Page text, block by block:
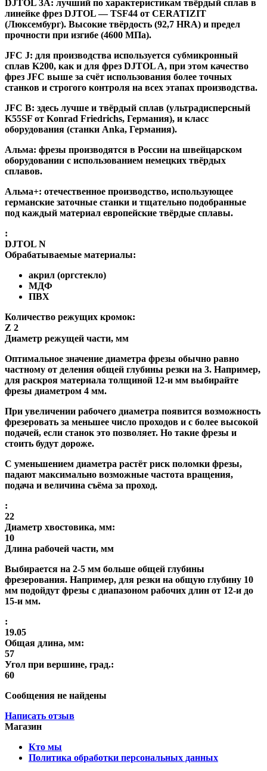
DJTOL 3A: лучший по характеристикам твёрдый сплав в
линейке фрез DJTOL — TSF44 от CERATIZIT
(Люксембург). Высокие твёрдость (92,7 HRA) и предел
прочности при изгибе (4600 МПа).
JFC J: для производства используется субмикронный
сплав K200, как и для фрез DJTOL A, при этом качество
фрез JFC выше за счёт использования более точных
станков и строгого контроля на всех этапах производства.
JFC B: здесь лучше и твёрдый сплав (ультрадисперсный
K55SF от Konrad Friedrichs, Германия), и класс
оборудования (станки Anka, Германия).
Альма: фрезы производятся в России на швейцарском
оборудовании с использованием немецких твёрдых
сплавов.
Альма+: отечественное производство, использующее
германские заточные станки и тщательно подобранные
под каждый материал европейские твёрдые сплавы.
:
DJTOL N
Обрабатываемые материалы:
акрил (оргстекло)
МДФ
ПВХ
Количество режущих кромок:
Z 2
Диаметр режущей части, мм
Оптимальное значение диаметра фрезы обычно равно
частному от деления общей глубины резки на 3. Например,
для раскроя материала толщиной 12-и мм выбирайте
фрезы диаметром 4 мм.
При увеличении рабочего диаметра появится возможность
фрезеровать за меньшее число проходов и с более высокой
подачей, если станок это позволяет. Но такие фрезы и
стоить будут дороже.
С уменьшением диаметра растёт риск поломки фрезы,
падают максимально возможные частота вращения,
подача и величина съёма за проход.
:
22
Диаметр хвостовика, мм:
10
Длина рабочей части, мм
Выбирается на 2-5 мм больше общей глубины
фрезерования. Например, для резки на общую глубину 10
мм подойдут фрезы с диапазоном рабочих длин от 12-и до
15-и мм.
:
19.05
Общая длина, мм:
57
Угол при вершине, град.:
60
Сообщения не найдены
Написать отзыв
Магазин
Кто мы
Политика обработки персональных данных